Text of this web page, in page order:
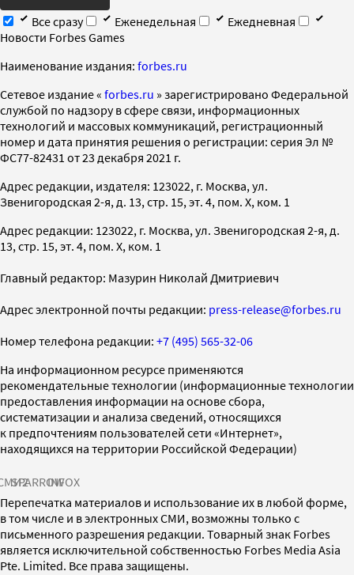
Все сразу
Еженедельная
Ежедневная
Новости Forbes Games
Наименование издания: forbes.ru
Cетевое издание « forbes.ru » зарегистрировано Федеральной
службой по надзору в сфере связи, информационных
технологий и массовых коммуникаций, регистрационный
номер и дата принятия решения о регистрации: серия Эл №
ФС77-82431 от 23 декабря 2021 г.
Адрес редакции, издателя: 123022, г. Москва, ул.
Звенигородская 2-я, д. 13, стр. 15, эт. 4, пом. X, ком. 1
Адрес редакции: 123022, г. Москва, ул. Звенигородская 2-я, д.
13, стр. 15, эт. 4, пом. X, ком. 1
Главный редактор: Мазурин Николай Дмитриевич
Адрес электронной почты редакции: press-release@forbes.ru
Номер телефона редакции: +7 (495) 565-32-06
На информационном ресурсе применяются
рекомендательные технологии (информационные технологии
предоставления информации на основе сбора,
систематизации и анализа сведений, относящихся
к предпочтениям пользователей сети «Интернет»,
находящихся на территории Российской Федерации)
SPARROWINFOX
Перепечатка материалов и использование их в любой форме,
в том числе и в электронных СМИ, возможны только с
письменного разрешения редакции. Товарный знак Forbes
является исключительной собственностью Forbes Media Asia
Pte. Limited. Все права защищены.